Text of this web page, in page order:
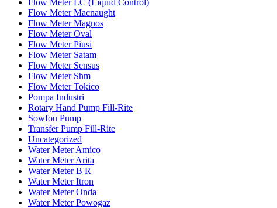
Flow Meter Macnaught
Flow Meter Magnos
Flow Meter Oval
Flow Meter Piusi
Flow Meter Satam
Flow Meter Sensus
Flow Meter Shm
Flow Meter Tokico
Pompa Industri
Rotary Hand Pump Fill-Rite
Sowfou Pump
Transfer Pump Fill-Rite
Uncategorized
Water Meter Amico
Water Meter Arita
Water Meter B R
Water Meter Itron
Water Meter Onda
Water Meter Powogaz